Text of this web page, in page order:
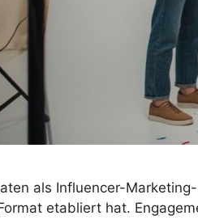
als Influencer-
etabliert hat.